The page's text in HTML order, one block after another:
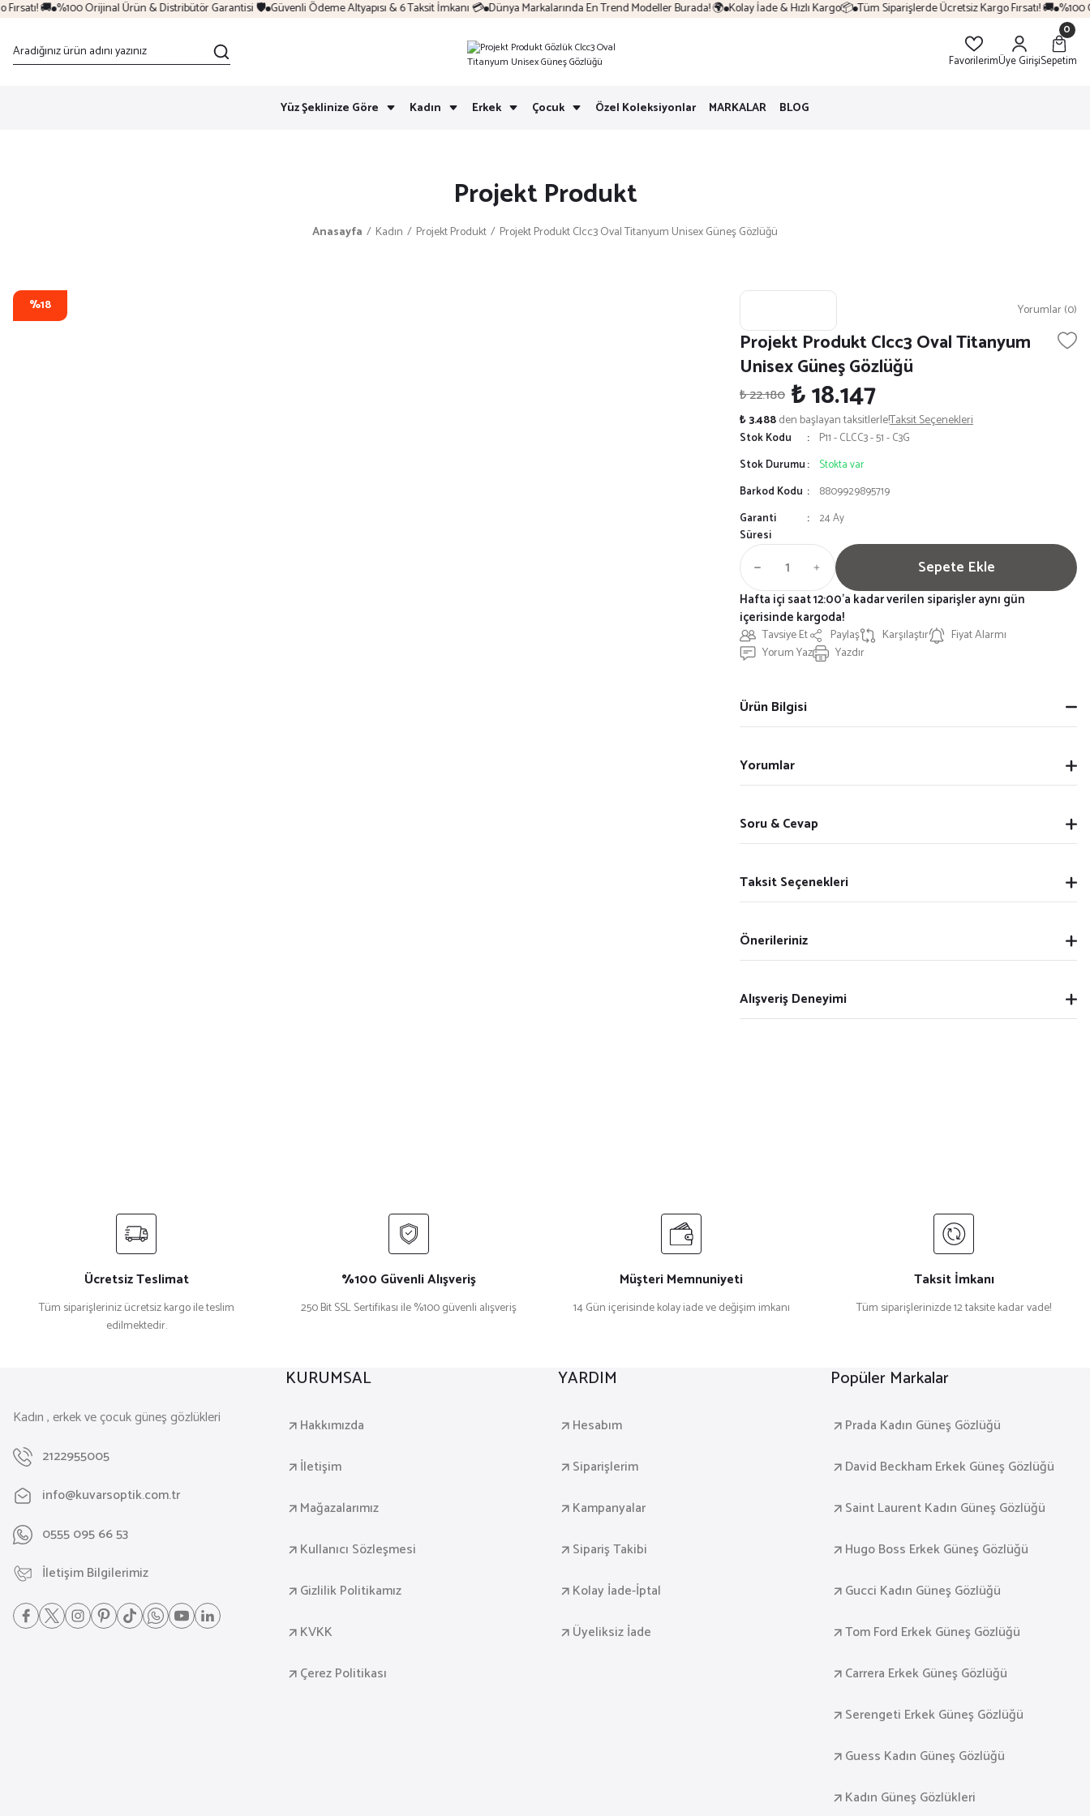
🚚 %100 Orijinal Ürün & Distribütör Garantisi 🛡️ Güvenli Ödeme Altyapısı & 6 Taksit İmkanı 💳 Dünya Markalarında En Trend Modeller Burada! 🌍 Kolay İade & Hızlı Kargo📦 Tüm Siparişlerde Ücretsiz Kargo Fırsatı! 🚚 %100
FavorilerimÜye Girişi
0
Sepetim
Yüz Şeklinize Göre Kadın Erkek Çocuk Özel Koleksiyonlar MARKALAR BLOG
Projekt Produkt
Anasayfa Kadın Projekt Produkt Projekt Produkt Clcc3 Oval Titanyum Unisex Güneş Gözlüğü
%18 Yorumlar (0)
Projekt Produkt Clcc3 Oval Titanyum
Unisex Güneş Gözlüğü
₺ 22.180 ₺ 18.147
₺ 3.488den başlayan taksitlerle!Taksit Seçenekleri
Stok Kodu
P11 - CLCC3 - 51 - C3G
Stok Durumu
Stokta var
Barkod Kodu
8809929895719
Garanti
Süresi
24 Ay
Sepete Ekle
Tavsiye Et Paylaş Karşılaştır
Fiyat Alarmı
Yorum Yaz
Yazdır
Hafta içi saat 12:00'a kadar verilen siparişler aynı gün
içerisinde kargoda!
Ürün Bilgisi
Yorumlar
Soru & Cevap
Taksit Seçenekleri
Önerileriniz
Alışveriş Deneyimi
Ücretsiz Teslimat
Tüm siparişleriniz ücretsiz kargo ile teslim
edilmektedir.
%100 Güvenli Alışveriş
250 Bit SSL Sertifikası ile %100 güvenli alışveriş
Müşteri Memnuniyeti
14 Gün içerisinde kolay iade ve değişim imkanı
Taksit İmkanı
Tüm siparişlerinizde 12 taksite kadar vade!
Kadın , erkek ve çocuk güneş gözlükleri
2122955005
info@kuvarsoptik.com.tr
0555 095 66 53
İletişim Bilgilerimiz
KURUMSAL
Hakkımızda
İletişim
Mağazalarımız
Kullanıcı Sözleşmesi
Gizlilik Politikamız
KVKK
Çerez Politikası
YARDIM
Hesabım
Siparişlerim
Kampanyalar
Sipariş Takibi
Kolay İade-İptal
Üyeliksiz İade
Popüler Markalar
Prada Kadın Güneş Gözlüğü
David Beckham Erkek Güneş Gözlüğü
Saint Laurent Kadın Güneş Gözlüğü
Hugo Boss Erkek Güneş Gözlüğü
Gucci Kadın Güneş Gözlüğü
Tom Ford Erkek Güneş Gözlüğü
Carrera Erkek Güneş Gözlüğü
Serengeti Erkek Güneş Gözlüğü
Guess Kadın Güneş Gözlüğü
Kadın Güneş Gözlükleri